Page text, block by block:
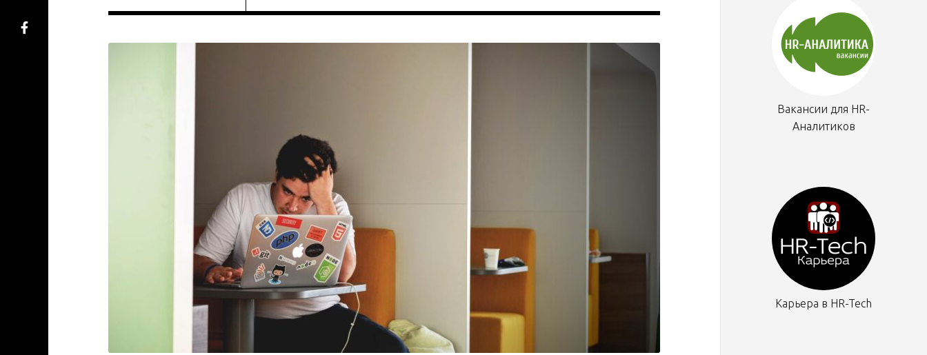
Вакансии для HR-
Аналитиков
Карьера в HR-Tech